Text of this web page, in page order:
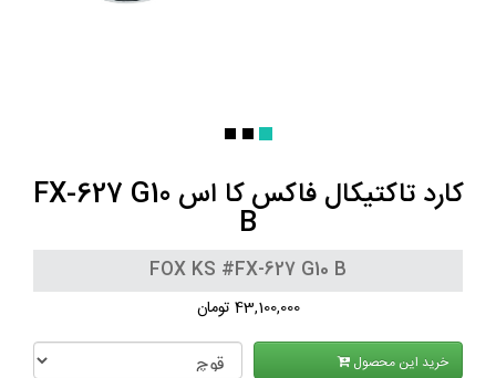
کارد تاکتیکال فاکس کا اس FX-627 G10
B
FOX KS #FX-627 G10 B
43,100,000 تومان
خرید این محصول